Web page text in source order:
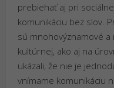
prebiehať aj pri
komunikáciu bez slov.
sú mnohovýznamové
kultúrnej, ako aj na
ukázali, že nie je
vnímame komunikáciu